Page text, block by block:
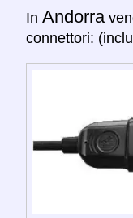
In Andorra
connettori: